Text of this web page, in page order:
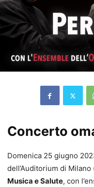
Concerto
Domenica 25 giugno
dell’Auditorium di
Musica e Salute, con